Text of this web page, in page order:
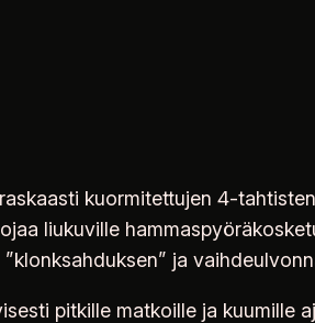
kuormitettujen 4-
liukuville
ja
pitkille matkoille ja kuumille